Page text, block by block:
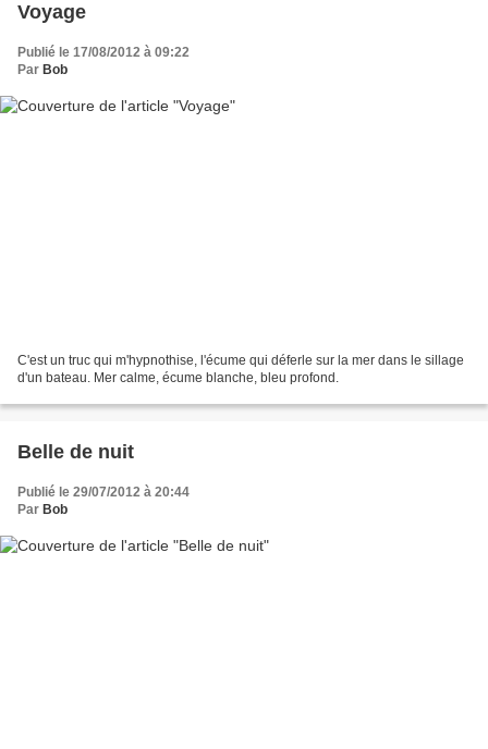
Voyage
Publié le 17/08/2012 à 09:22
Par Bob
C'est un truc qui m'hypnothise, l'écume qui déferle sur la mer dans le sillage
d'un bateau. Mer calme, écume blanche, bleu profond.
Belle de nuit
Publié le 29/07/2012 à 20:44
Par Bob